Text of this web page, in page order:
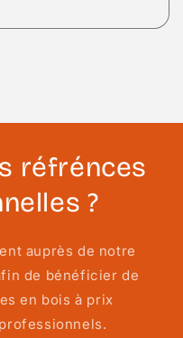
réfrénces
?
auprès de notre
de bénéficier de
en bois à prix